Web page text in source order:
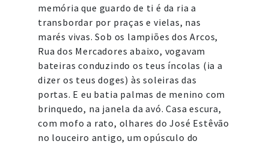
memória que guardo de ti é da ria a
transbordar por praças e vielas, nas
marés vivas. Sob os lampiões dos Arcos,
Rua dos Mercadores abaixo, vogavam
bateiras conduzindo os teus íncolas (ia a
dizer os teus doges) às soleiras das
portas. E eu batia palmas de menino com
brinquedo, na janela da avó. Casa escura,
com mofo a rato, olhares do José Estêvão
no louceiro antigo, um opúsculo do